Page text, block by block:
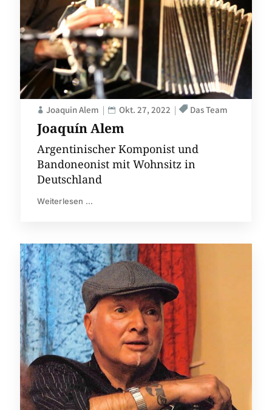
Joaquín Alem
Joaquin Alem Okt. 27, 2022 Das Team
Argentinischer Komponist und
Bandoneonist mit Wohnsitz in
Deutschland
Weiterlesen ...